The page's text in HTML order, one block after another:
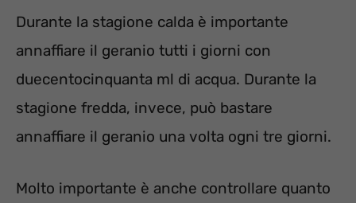
Durante la stagione calda è importante
annaffiare il geranio tutti i giorni con
duecentocinquanta ml di acqua. Durante la
stagione fredda, invece, può bastare
annaffiare il geranio una volta ogni tre giorni.
Molto importante è anche controllare quanto